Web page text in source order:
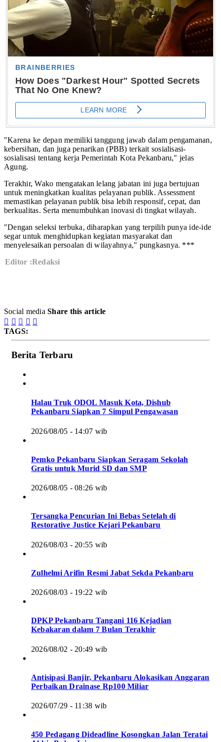
"Karena ke depan memiliki tanggung jawab dalam pengamanan,
kebersihan, dan juga penarikan (PBB) terkait sosialisasi-
sosialisasi tentang kerja Pemerintah Kota Pekanbaru," jelas
Agung.
Terakhir, Wako mengatakan lelang jabatan ini juga bertujuan
untuk meningkatkan kualitas pelayanan publik. Assessment
memastikan pelayanan publik bisa lebih responsif, cepat, dan
berkualitas. Serta menumbuhkan inovasi di tingkat wilayah.
"Dengan seleksi terbuka, diharapkan yang terpilih punya ide-ide
segar untuk menghidupkan kegiatan masyarakat dan
menyelesaikan persoalan di wilayahnya," pungkasnya. ***
Editor :Redaksi
Social media Share this article
    
TAGS:
Berita Terbaru
Halau Truk ODOL Masuk Kota, Dishub
Pekanbaru Siapkan 7 Simpul Pengawasan
2026/08/05 - 14:07 wib
Pemko Pekanbaru Siapkan Seragam Sekolah
Gratis untuk Murid SD dan SMP
2026/08/05 - 08:26 wib
Tersangka Pencurian Ini Bebas Setelah di
Restorative Justice Kejari Pekanbaru
2026/08/03 - 20:55 wib
Zulhelmi Arifin Resmi Jabat Sekda Pekanbaru
2026/08/03 - 19:22 wib
DPKP Pekanbaru Tangani 116 Kejadian
Kebakaran dalam 7 Bulan Terakhir
2026/08/02 - 20:49 wib
Antisipasi Banjir, Pekanbaru Alokasikan Anggaran
Perbaikan Drainase Rp100 Miliar
2026/07/29 - 11:38 wib
450 Pedagang Dideadline Kosongkan Jalan Teratai